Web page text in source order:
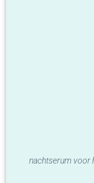
nachtserum voor